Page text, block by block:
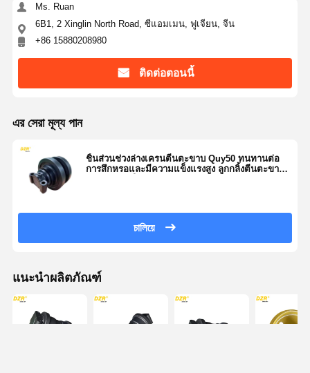
Ms. Ruan
6B1, 2 Xinglin North Road, ซีแอมเมน, ฟูเจียน, จีน
+86 15880208980
ติดต่อตอนนี้
এর সেরা মূল্য পান
ชิ้นส่วนช่วงล่างเครนตีนตะขาบ Quy50 ทนทานต่อ
การสึกหรอและมีความแข็งแรงสูง ลูกกลิ้งตีนตะขาบ
চালিয়ে
แนะนำผลิตภัณฑ์